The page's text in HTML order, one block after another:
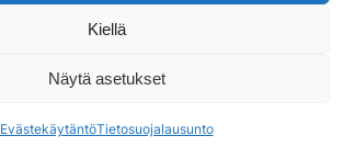
Kiellä
Näytä asetukset
EvästekäytäntöTietosuojalausunto